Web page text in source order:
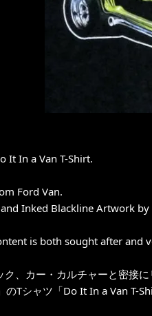
It In a Van T-Shirt.
Ford Van.
Inked Blackline Artwork
is both sought after and
ク、カー・カルチャーと密接
のTシャツ「Do It In a Van T-